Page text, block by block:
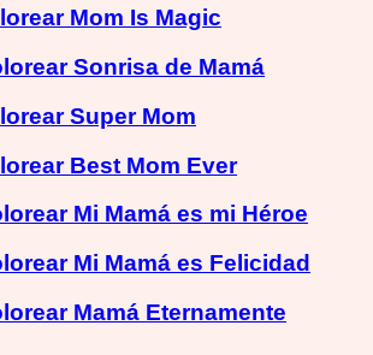
Mom Is Magic
Sonrisa de Mamá
Super Mom
Best Mom Ever
Mi Mamá es mi Héroe
Mi Mamá es Felicidad
Mamá Eternamente